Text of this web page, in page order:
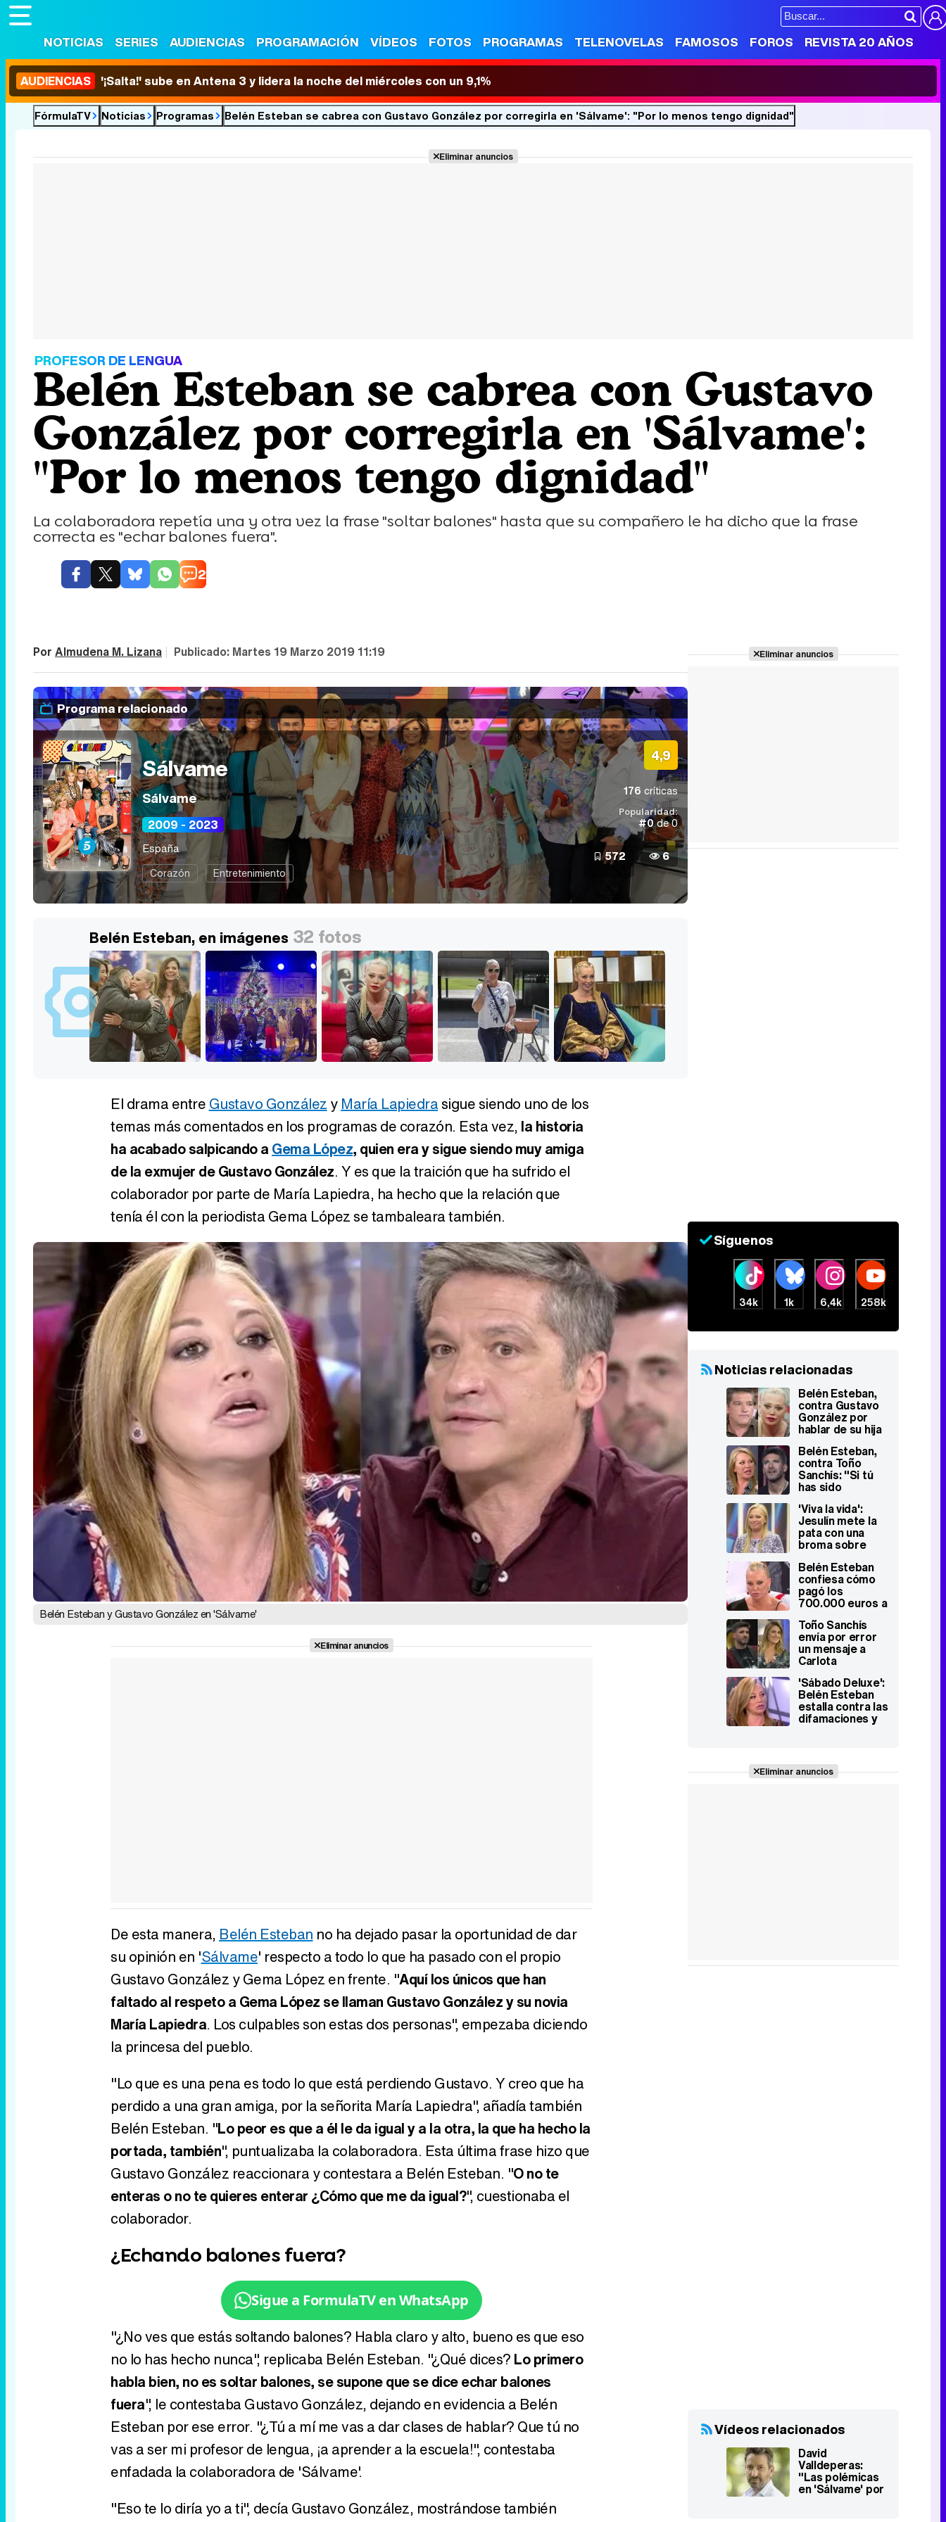
NOTICIAS SERIES AUDIENCIAS PROGRAMACIÓN VÍDEOS FOTOS PROGRAMAS TELENOVELAS FAMOSOS FOROS REVISTA 20 AÑOS
AUDIENCIAS '¡Salta!' sube en Antena 3 y lidera la noche del miércoles con un 9,1%
FórmulaTV Noticias Programas Belén Esteban se cabrea con Gustavo González por corregirla en 'Sálvame': "Por lo menos tengo dignidad"
Eliminar anuncios
PROFESOR DE LENGUA
Belén Esteban se cabrea con Gustavo
González por corregirla en 'Sálvame':
"Por lo menos tengo dignidad"
La colaboradora repetía una y otra vez la frase "soltar balones" hasta que su compañero le ha dicho que la frase
correcta es "echar balones fuera".
2
Por Almudena M. Lizana | Publicado: Martes 19 Marzo 2019 11:19
Programa relacionado
Sálvame
Sálvame
2009 - 2023
España
Corazón Entretenimiento
4,9
176 críticas
Popularidad:
#0de 0
572 6
Belén Esteban, en imágenes 32 fotos
El drama entre Gustavo González y María Lapiedrasigue siendo uno de los
temas más comentados en los programas de corazón. Esta vez, la historia
ha acabado salpicando a Gema López, quien era y sigue siendo muy amiga
de la exmujer de Gustavo González. Y es que la traición que ha sufrido el
colaborador por parte de María Lapiedra, ha hecho que la relación que
tenía él con la periodista Gema López se tambaleara también.
Belén Esteban y Gustavo González en 'Sálvame'
Eliminar anuncios
De esta manera, Belén Esteban no ha dejado pasar la oportunidad de dar
su opinión en 'Sálvame' respecto a todo lo que ha pasado con el propio
Gustavo González y Gema López en frente. "Aquí los únicos que han
faltado al respeto a Gema López se llaman Gustavo González y su novia
María Lapiedra. Los culpables son estas dos personas", empezaba diciendo
la princesa del pueblo.
"Lo que es una pena es todo lo que está perdiendo Gustavo. Y creo que ha
perdido a una gran amiga, por la señorita María Lapiedra", añadía también
Belén Esteban. "Lo peor es que a él le da igual y a la otra, la que ha hecho la
portada, también", puntualizaba la colaboradora. Esta última frase hizo que
Gustavo González reaccionara y contestara a Belén Esteban. "O no te
enteras o no te quieres enterar ¿Cómo que me da igual?", cuestionaba el
colaborador.
¿Echando balones fuera?
Sigue a FormulaTV en WhatsApp
"¿No ves que estás soltando balones? Habla claro y alto, bueno es que eso
no lo has hecho nunca", replicaba Belén Esteban. "¿Qué dices? Lo primero
habla bien, no es soltar balones, se supone que se dice echar balones
fuera", le contestaba Gustavo González, dejando en evidencia a Belén
Esteban por ese error. "¿Tú a mí me vas a dar clases de hablar? Que tú no
vas a ser mi profesor de lengua, ¡a aprender a la escuela!", contestaba
enfadada la colaboradora de 'Sálvame'.
"Eso te lo diría yo a ti", decía Gustavo González, mostrándose también
Eliminar anuncios
Síguenos
34k 1k 6,4k 258k
Noticias relacionadas
Belén Esteban,
contra Gustavo
González por
hablar de su hija
en 'Sálvame': "No
te respetas ni a
ti mismo"
Belén Esteban,
contra Toño
Sanchís: "Si tú
has sido
de cerdos, no te
voy a decir lo
que eres"
'Viva la vida':
Jesulín mete la
pata con una
broma sobre
que no ha hecho
ninguna gracia
en plató
Belén Esteban
confiesa cómo
pagó los
700.000 euros a
que ir a un banco
y pedir un
préstamo"
Toño Sanchís
envía por error
un mensaje a
Carlota
he encantado
verte, cariño"
'Sábado Deluxe':
Belén Esteban
estalla contra las
difamaciones y
Eliminar anuncios
Vídeos relacionados
David
Valldeperas:
"Las polémicas
en 'Sálvame' por
la boda de Belén